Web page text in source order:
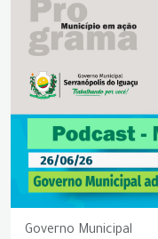
Governo Municipal